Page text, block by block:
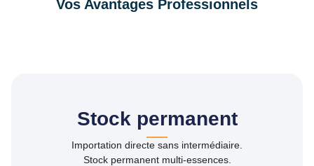
Vos Avantages Professionnels
Stock permanent
Importation directe sans intermédiaire.
Stock permanent multi-essences.